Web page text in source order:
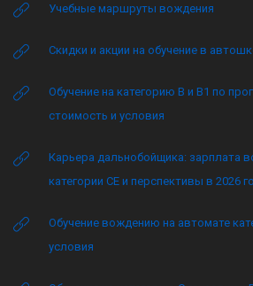
Учебные маршруты вождения
Скидки и акции на обучение в
Обучение на категорию B и B1 по
стоимость и условия
Карьера дальнобойщика: зарплата
категории CE и перспективы в 2026
Обучение вождению на автомате
условия